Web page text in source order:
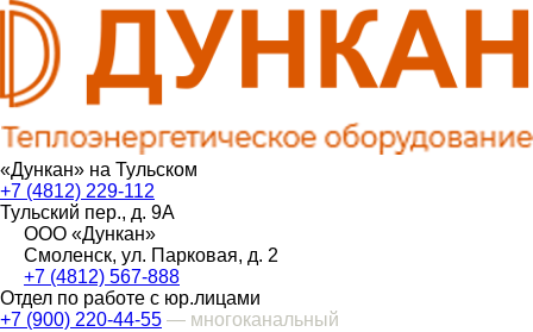
«Дункан» на Тульском
+7 (4812) 229-112
Тульский пер., д. 9А
ООО «Дункан»
Смоленск, ул. Парковая, д. 2
+7 (4812) 567-888
Отдел по работе с юр.лицами
+7 (900) 220-44-55 — многоканальный